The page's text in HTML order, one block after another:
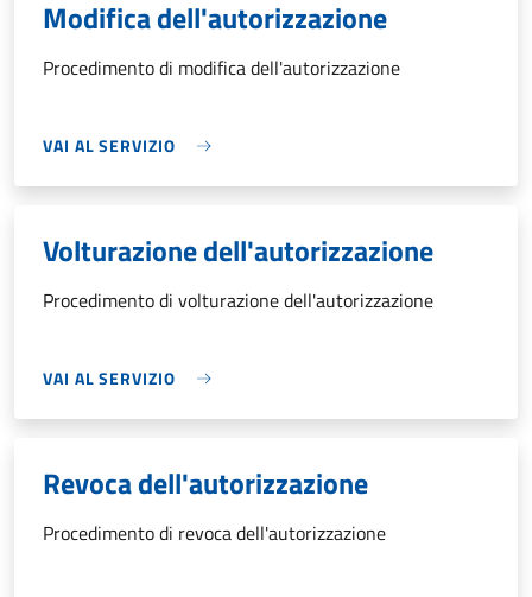
Modifica dell'autorizzazione
Procedimento di modifica dell'autorizzazione
VAI AL SERVIZIO
Volturazione dell'autorizzazione
Procedimento di volturazione dell'autorizzazione
VAI AL SERVIZIO
Revoca dell'autorizzazione
Procedimento di revoca dell'autorizzazione